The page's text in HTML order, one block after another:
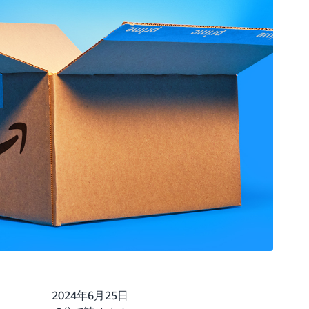
2024年6月25日